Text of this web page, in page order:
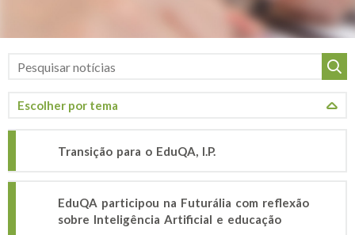
Transição para o EduQA, I.P.
EduQA participou na Futurália com reflexão
sobre Inteligência Artificial e educação